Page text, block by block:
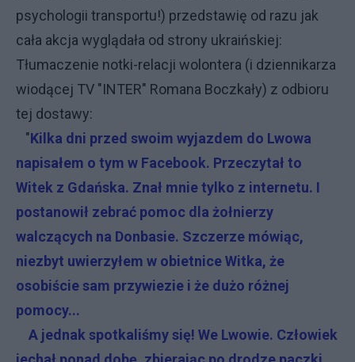
psychologii transportu!) przedstawię od razu jak
cała akcja wyglądała od strony ukraińskiej:
Tłumaczenie notki-relacji wolontera (i dziennikarza
wiodącej TV "INTER" Romana Boczkały) z odbioru
tej dostawy:
"Kilka dni przed swoim wyjazdem do Lwowa
napisałem o tym w Facebook. Przeczytał to
Witek z Gdańska. Znał mnie tylko z internetu. I
postanowił zebrać pomoc dla żołnierzy
walczących na Donbasie. Szczerze mówiąc,
niezbyt uwierzyłem w obietnice Witka, że
osobiście sam przywiezie i że dużo różnej
pomocy...
A jednak spotkaliśmy się! We Lwowie. Człowiek